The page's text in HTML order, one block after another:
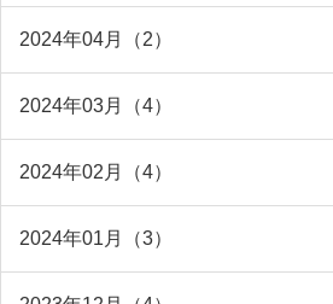
2024年04月（2）
2024年03月（4）
2024年02月（4）
2024年01月（3）